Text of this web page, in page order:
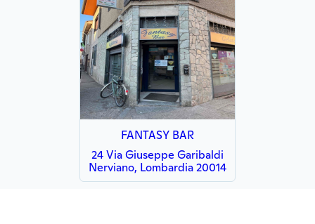
FANTASY BAR
24 Via Giuseppe Garibaldi
Nerviano, Lombardia 20014